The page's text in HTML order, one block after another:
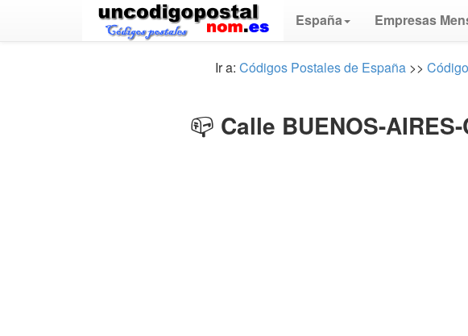
España Empresas
Ir a: Códigos Postales de España>>
📪 Calle BUENOS-